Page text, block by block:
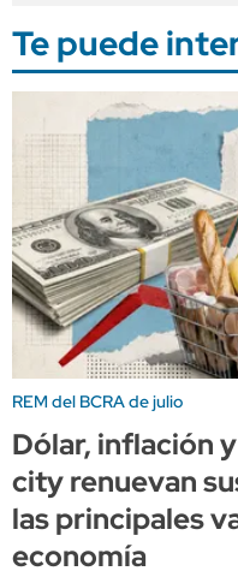
Te puede
REM del BCRA de julio
Dólar, inflación
city renuevan
las principales
economía